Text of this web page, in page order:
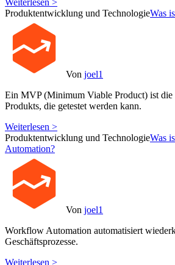
Produktentwicklung und TechnologieWas
Von joel1
Ein MVP (Minimum Viable Product) ist die
Produkts, die getestet werden kann.
Weiterlesen >
Produktentwicklung und TechnologieWas
Automation?
Von joel1
Workflow Automation automatisiert
Geschäftsprozesse.
Weiterlesen >